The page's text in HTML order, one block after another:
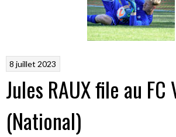
8 juillet 2023
Jules RAUX file au
(National)